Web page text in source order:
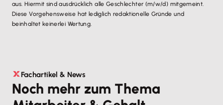
aus. Hiermit sind ausdrücklich alle Geschlechter (m/w/d) mitgemeint.
Diese Vorgehensweise hat lediglich redaktionelle Gründe und
beinhaltet keinerlei Wertung.
Fachartikel & News
Noch mehr zum Thema